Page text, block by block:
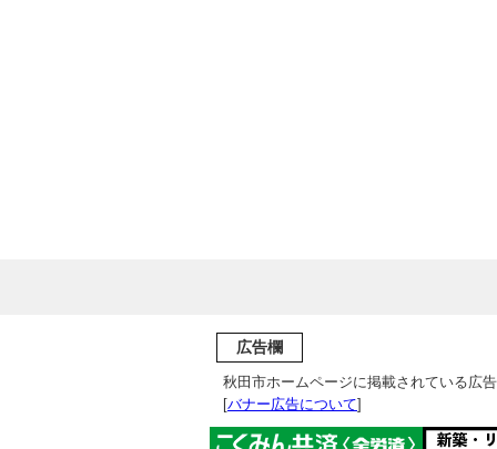
広告欄
秋田市ホームページに掲載されている広
[バナー広告について]